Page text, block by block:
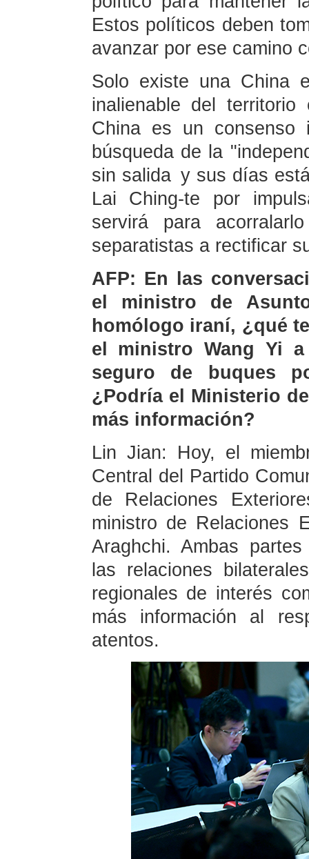
Estos políticos deben
avanzar por ese camino
Solo existe una China
inalienable del
China es un consenso
búsqueda de la
sin salida y sus días
Lai Ching-te por
servirá para
separatistas a rectificar
AFP: En las
el ministro de
homólogo iraní, ¿qué
el ministro Wang Yi
seguro de buques
¿Podría el Ministerio
más información?
Lin Jian: Hoy, el
Central del Partido
de Relaciones
ministro de Relaciones
Araghchi. Ambas
las relaciones
regionales de interés
más información al
atentos.